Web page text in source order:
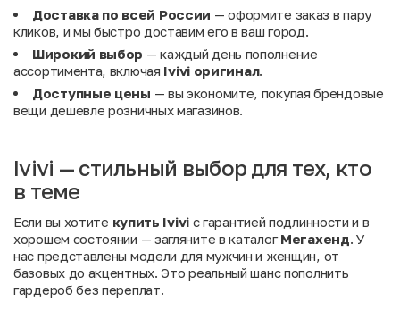
Доставка по всей России — оформите заказ в пару
кликов, и мы быстро доставим его в ваш город.
Широкий выбор — каждый день пополнение
ассортимента, включая Ivivi оригинал.
Доступные цены — вы экономите, покупая брендовые
вещи дешевле розничных магазинов.
Ivivi — стильный выбор для тех, кто
в теме
Если вы хотите купить Iviviс гарантией подлинности и в
хорошем состоянии — загляните в каталогМегахенд. У
нас представлены модели для мужчин и женщин, от
базовых до акцентных. Это реальный шанс пополнить
гардероб без переплат.